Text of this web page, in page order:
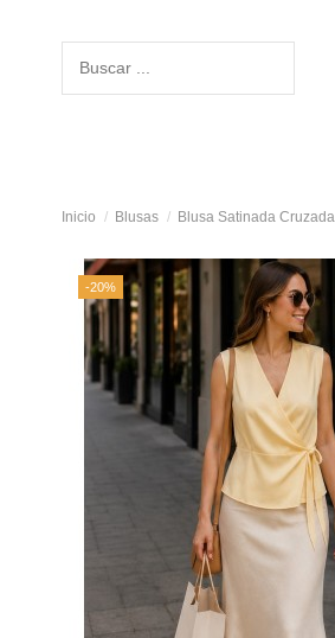
Inicio Blusas Blusa Satinada
-20%